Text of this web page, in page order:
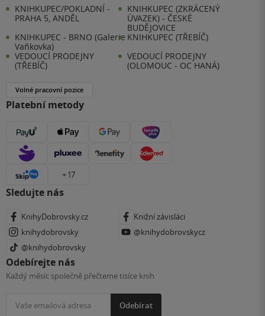
KNIHKUPEC/POKLADNÍ -
PRAHA 5, ANDĚL
KNIHKUPEC (ZKRÁCENÝ
ÚVAZEK) - ČESKÉ
BUDĚJOVICE
KNIHKUPEC - BRNO (Galerie
Vaňkovka)
KNIHKUPEC (TŘEBÍČ)
VEDOUCÍ PRODEJNY
(TŘEBÍČ)
VEDOUCÍ PRODEJNY
(OLOMOUC - OC HANÁ)
Volné pracovní pozice
Platební metody
+ 17
Sledujte nás
KnihyDobrovsky.cz
Knižní závisláci
knihydobrovsky
@knihydobrovskycz
@knihydobrovsky
Odebírejte nás
Každý měsíc společně přečteme tisíce knih
Odebírat